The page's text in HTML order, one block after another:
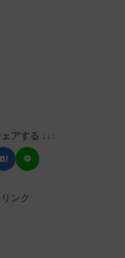
アする ↓↓↓
ンク